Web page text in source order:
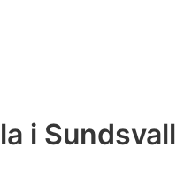
i Sundsvall